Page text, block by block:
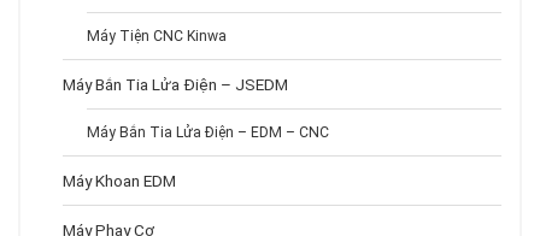
Máy Tiện CNC Kinwa
Máy Bắn Tia Lửa Điện – JSEDM
Máy Bắn Tia Lửa Điện – EDM – CNC
Máy Khoan EDM
Máy Phay Cơ